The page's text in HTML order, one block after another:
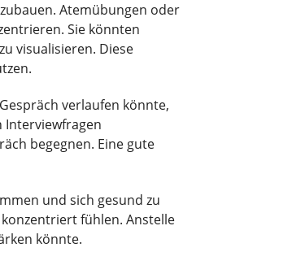
Atemübungen oder
Sie könnten
visualisieren. Diese
verlaufen könnte,
Interviewfragen
begegnen. Eine gute
und sich gesund zu
fühlen. Anstelle
könnte.